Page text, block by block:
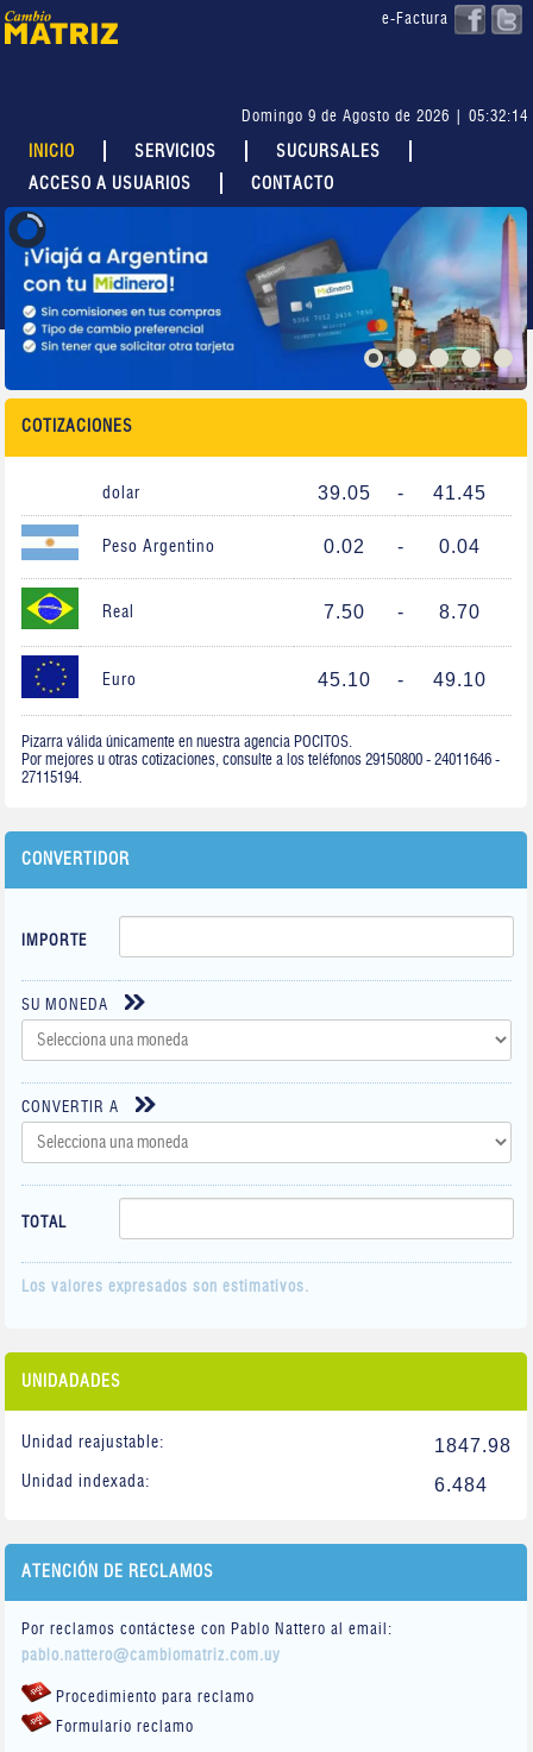
e-Factura
Domingo 9 de Agosto de 2026 | 05:32:14
INICIO SERVICIOS
SUCURSALES
ACCESO A USUARIOS
CONTACTO
COTIZACIONES
dolar 39.05 - 41.45
Peso Argentino 0.02 - 0.04
Real 7.50 - 8.70
Euro 45.10 - 49.10
Pizarra válida únicamente en nuestra agencia POCITOS.
Por mejores u otras cotizaciones, consulte a los teléfonos 29150800 - 24011646 -
27115194.
CONVERTIDOR
IMPORTE
SU MONEDA
CONVERTIR A
TOTAL
Los valores expresados son estimativos.
UNIDADADES
Unidad reajustable: 1847.98
Unidad indexada: 6.484
ATENCIÓN DE RECLAMOS
Por reclamos contáctese con Pablo Nattero al email:
pablo.nattero@cambiomatriz.com.uy
Procedimiento para reclamo
Formulario reclamo